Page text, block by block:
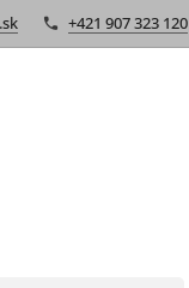
+421 907 323 120